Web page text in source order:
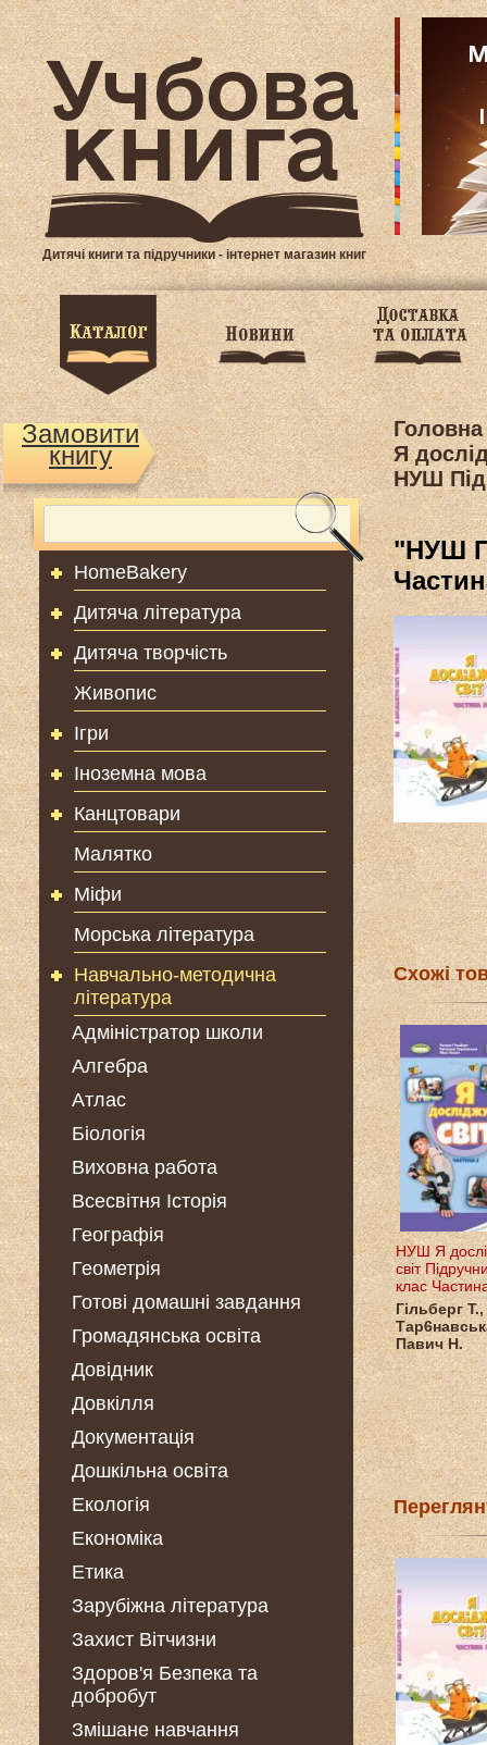
Дитячі книги та підручники - інтернет магазин книг
Замовити
книгу
HomeBakery
Дитяча література
Дитяча творчість
Живопис
Ігри
Іноземна мова
Канцтовари
Малятко
Міфи
Морська література
Навчально-методична
література
Адміністратор школи
Алгебра
Атлас
Біологія
Виховна работа
Всесвітня Історія
Географія
Геометрія
Готові домашні завдання
Громадянська освіта
Довідник
Довкілля
Документація
Дошкільна освіта
Екологія
Економіка
Етика
Зарубіжна література
Захист Вітчизни
Здоров'я Безпека та
добробут
Змішане навчання
Головна
Я
НУШ
"НУШ
Схожі
НУШ Я
світ
клас
Гільберг Т.,
Павич Н.